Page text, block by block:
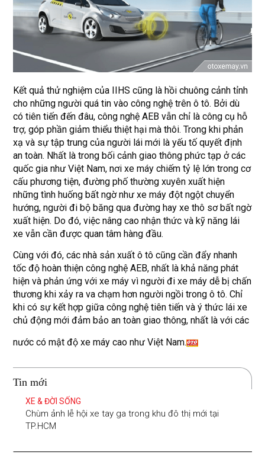
Kết quả thử nghiệm của IIHS cũng là hồi chuông cảnh tỉnh
cho những người quá tin vào công nghệ trên ô tô. Bởi dù
có tiên tiến đến đâu, công nghệ AEB vẫn chỉ là công cụ hỗ
trợ, góp phần giảm thiểu thiệt hại mà thôi. Trong khi phản
xạ và sự tập trung của người lái mới là yếu tố quyết định
an toàn. Nhất là trong bối cảnh giao thông phức tạp ở các
quốc gia như Việt Nam, nơi xe máy chiếm tỷ lệ lớn trong cơ
cấu phương tiện, đường phố thường xuyên xuất hiện
những tình huống bất ngờ như xe máy đột ngột chuyển
hướng, người đi bộ băng qua đường hay xe thô sơ bất ngờ
xuất hiện. Do đó, việc nâng cao nhận thức và kỹ năng lái
xe vẫn cần được quan tâm hàng đầu.
Cùng với đó, các nhà sản xuất ô tô cũng cần đẩy nhanh
tốc độ hoàn thiện công nghệ AEB, nhất là khả năng phát
hiện và phản ứng với xe máy vì người đi xe máy dễ bị chấn
thương khi xảy ra va chạm hơn người ngồi trong ô tô. Chỉ
khi có sự kết hợp giữa công nghệ tiên tiến và ý thức lái xe
chủ động mới đảm bảo an toàn giao thông, nhất là với các
nước có mật độ xe máy cao như Việt Nam.
Tin mới
XE & ĐỜI SỐNG
Chùm ảnh lễ hội xe tay ga trong khu đô thị mới tại
TP.HCM